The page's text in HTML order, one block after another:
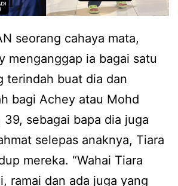
a
p
a
n
t
i
n
g
g
seorang cahaya mata,
menganggap ia bagai satu
terindah buat dia dan
bagi Achey atau Mohd
39, sebagai bapa dia juga
selepas anaknya, Tiara
mereka. “Wahai Tiara
ramai dan ada juga yang